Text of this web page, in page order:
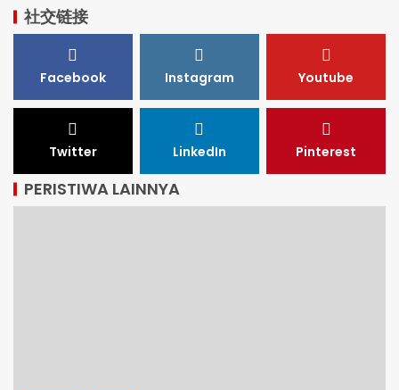
社交链接
Facebook Instagram Youtube
Twitter LinkedIn Pinterest
PERISTIWA LAINNYA